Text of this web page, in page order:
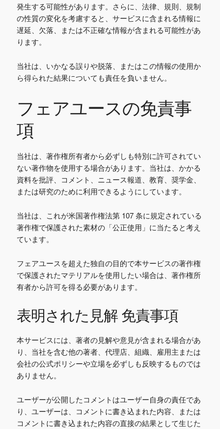
発生する可能性があります。さらに、法律、規則、規制
の性質の変化を考慮すると、サービスに含まれる情報に
遅延、欠落、または不正確な情報が含まれる可能性があ
ります。
当社は、いかなる誤りや脱落、またはこの情報の使用か
ら得られた結果についても責任を負いません。
フェアユースの免責事
項
当社は、著作権所有者から必ずしも特別に許可されてい
ない著作物を使用する場合があります。当社は、かかる
資料を批評、コメント、ニュース報道、教育、奨学金、
または研究のために利用できるようにしています。
当社は、これが米国著作権法第 107 条に規定されている
著作権で保護された素材の「公正使用」に当たると考え
ています。
フェアユースを超えた独自の目的で本サービスの著作権
で保護されたマテリアルを使用したい場合は、著作権所
有者から許可を得る必要があります。
表明された見解 免責事項
本サービスには、著者の見解や意見が含まれる場合があ
り、当社を含む他の著者、代理店、組織、雇用主または
会社の公式ポリシーや立場を必ずしも反映するものでは
ありません。
ユーザーが公開したコメントはユーザー自身の責任であ
り、ユーザーは、コメントに書き込まれた内容、または
コメントに書き込まれた内容の直接の結果として生じた